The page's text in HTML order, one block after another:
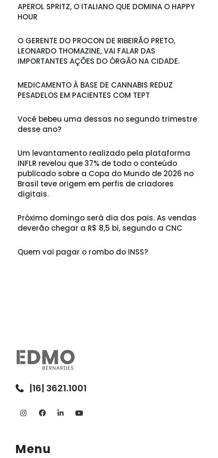
APEROL SPRITZ, O ITALIANO QUE DOMINA O HAPPY
HOUR
O GERENTE DO PROCON DE RIBEIRÃO PRETO,
LEONARDO THOMAZINE, VAI FALAR DAS
IMPORTANTES AÇÕES DO ÓRGÃO NA CIDADE.
MEDICAMENTO À BASE DE CANNABIS REDUZ
PESADELOS EM PACIENTES COM TEPT
Você bebeu uma dessas no segundo trimestre
desse ano?
Um levantamento realizado pela plataforma
INFLR revelou que 37% de todo o conteúdo
publicado sobre a Copa do Mundo de 2026 no
Brasil teve origem em perfis de criadores
digitais.
Próximo domingo será dia dos pais. As vendas
deverão chegar a R$ 8,5 bi, segundo a CNC
Quem vai pagar o rombo do INSS?
|16| 3621.1001
Menu